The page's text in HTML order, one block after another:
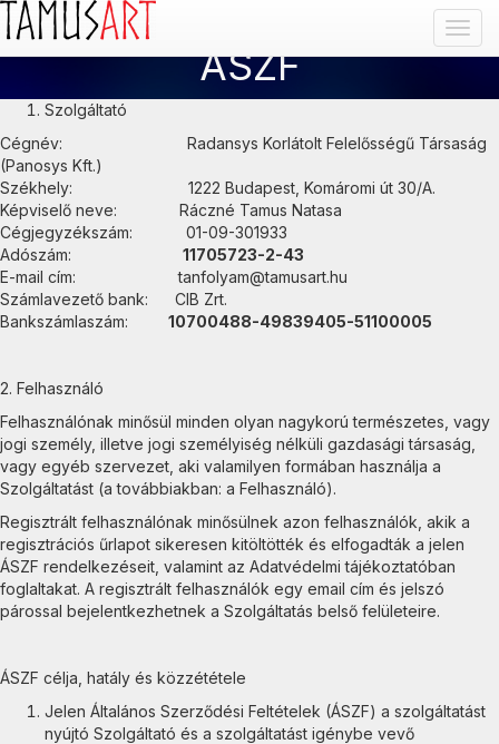
Ugrás a fő tartalomra
ÁSZF
Szolgáltató
Cégnév: Radansys Korlátolt Felelősségű Társaság
(Panosys Kft.)
Székhely: 1222 Budapest, Komáromi út 30/A.
Képviselő neve: Ráczné Tamus Natasa
Cégjegyzékszám: 01-09-301933
Adószám: 11705723-2-43
E-mail cím: tanfolyam@tamusart.hu
Számlavezető bank: CIB Zrt.
Bankszámlaszám: 10700488-49839405-51100005
2. Felhasználó
Felhasználónak minősül minden olyan nagykorú természetes, vagy
jogi személy, illetve jogi személyiség nélküli gazdasági társaság,
vagy egyéb szervezet, aki valamilyen formában használja a
Szolgáltatást (a továbbiakban: a Felhasználó).
Regisztrált felhasználónak minősülnek azon felhasználók, akik a
regisztrációs űrlapot sikeresen kitöltötték és elfogadták a jelen
ÁSZF rendelkezéseit, valamint az Adatvédelmi tájékoztatóban
foglaltakat. A regisztrált felhasználók egy email cím és jelszó
párossal bejelentkezhetnek a Szolgáltatás belső felületeire.
ÁSZF célja, hatály és közzététele
Jelen Általános Szerződési Feltételek (ÁSZF) a szolgáltatást
nyújtó Szolgáltató és a szolgáltatást igénybe vevő